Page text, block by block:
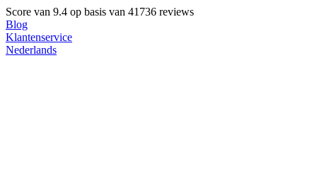
Score van 9.4 op basis van 41736 reviews
Blog
Klantenservice
Nederlands